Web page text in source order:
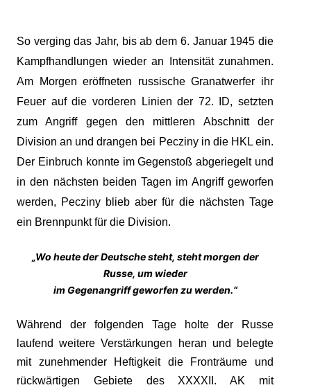
So verging das Jahr, bis ab dem 6. Januar 1945 die
Kampfhandlungen wieder an Intensität zunahmen.
Am Morgen eröffneten russische Granatwerfer ihr
Feuer auf die vorderen Linien der 72. ID, setzten
zum Angriff gegen den mittleren Abschnitt der
Division an und drangen bei Pecziny in die HKL ein.
Der Einbruch konnte im Gegenstoß abgeriegelt und
in den nächsten beiden Tagen im Angriff geworfen
werden, Pecziny blieb aber für die nächsten Tage
ein Brennpunkt für die Division.
„Wo heute der Deutsche steht, steht morgen der
Russe, um wieder
im Gegenangriff geworfen zu werden.“
Während der folgenden Tage holte der Russe
laufend weitere Verstärkungen heran und belegte
mit zunehmender Heftigkeit die Fronträume und
rückwärtigen Gebiete des XXXXII. AK mit